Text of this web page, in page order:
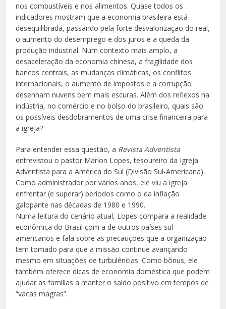
nos combustíveis e nos alimentos. Quase todos os
indicadores mostram que a economia brasileira está
desequilibrada, passando pela forte desvalorização do real,
o aumento do desemprego e dos juros e a queda da
produção industrial. Num contexto mais amplo, a
desaceleração da economia chinesa, a fragilidade dos
bancos centrais, as mudanças climáticas, os conflitos
internacionais, o aumento de impostos e a corrupção
desenham nuvens bem mais escuras. Além dos reflexos na
indústria, no comércio e no bolso do brasileiro, quais são
os possíveis desdobramentos de uma crise financeira para
a igreja?
Para entender essa questão, a Revista Adventista
entrevistou o pastor Marlon Lopes, tesoureiro da Igreja
Adventista para a América do Sul (Divisão Sul-Americana).
Como administrador por vários anos, ele viu a igreja
enfrentar (e superar) períodos como o da inflação
galopante nas décadas de 1980 e 1990.
Numa leitura do cenário atual, Lopes compara a realidade
econômica do Brasil com a de outros países sul-
americanos e fala sobre as precauções que a organização
tem tomado para que a missão continue avançando
mesmo em situações de turbulências. Como bônus, ele
também oferece dicas de economia doméstica que podem
ajudar as famílias a manter o saldo positivo em tempos de
“vacas magras”.